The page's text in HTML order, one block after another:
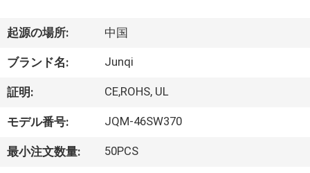
品
わ
た
し
起源の場所: 中国
ブランド名: Junqi
証明: CE,ROHS, UL
モデル番号: JQM-46SW370
最小注文数量: 50PCS